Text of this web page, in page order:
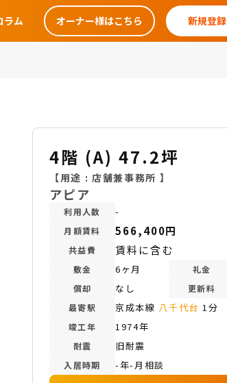
ラム オーナー様はこちら 新規登録
4階 (A) 47.2坪
【用途 :店舗兼事務所 】
アピア
利用人数 -
月額賃料 566,400円
共益費 賃料に含む
敷金 6ヶ月 礼金
償却 なし 更新料
最寄駅 京成本線 八千代台 1分
竣工年 1974年
耐震 旧耐震
入居時期 -年-月相談